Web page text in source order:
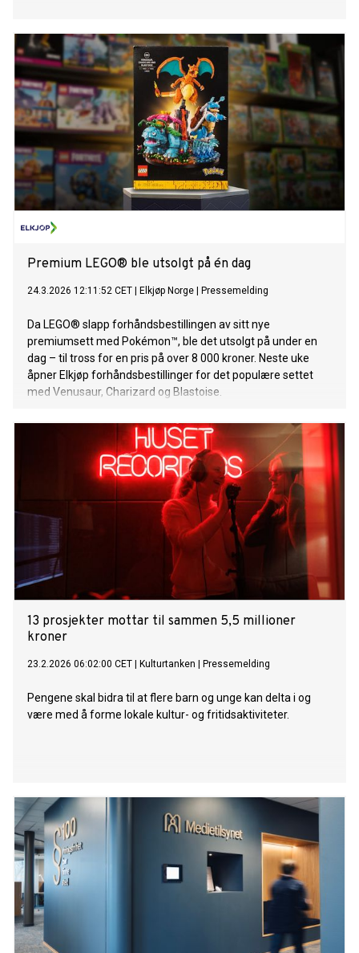
Premium LEGO® ble utsolgt på én dag
24.3.2026 12:11:52 CET Elkjøp Norge Pressemelding
Da LEGO® slapp forhåndsbestillingen av sitt nye
premiumsett med Pokémon™, ble det utsolgt på under en
dag – til tross for en pris på over 8 000 kroner. Neste uke
åpner Elkjøp forhåndsbestillinger for det populære settet
med Venusaur, Charizard og Blastoise.
13 prosjekter mottar til sammen 5,5 millioner
kroner
23.2.2026 06:02:00 CET Kulturtanken Pressemelding
Pengene skal bidra til at flere barn og unge kan delta i og
være med å forme lokale kultur- og fritidsaktiviteter.